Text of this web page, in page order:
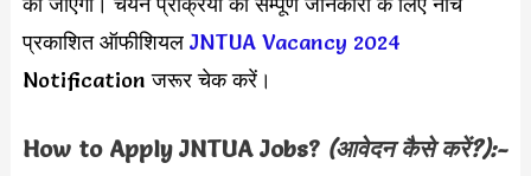
प्रकाशित ऑफीशियल JNTUA Vacancy 2024
Notification जरूर चेक करें।
How to Apply JNTUA Jobs?(आवेदन कैसे करें?):-